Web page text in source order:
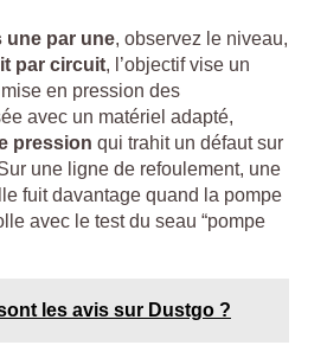
une par une, observez le niveau,
par circuit, l’objectif vise un
en pression des
avec un matériel adapté,
pression qui trahit un défaut sur
une ligne de refoulement, une
fuit davantage quand la pompe
avec le test du seau “pompe
les avis sur Dustgo ?